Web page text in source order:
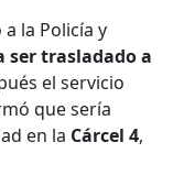
la Policía y
ser trasladado a
el servicio
que sería
en la Cárcel 4,